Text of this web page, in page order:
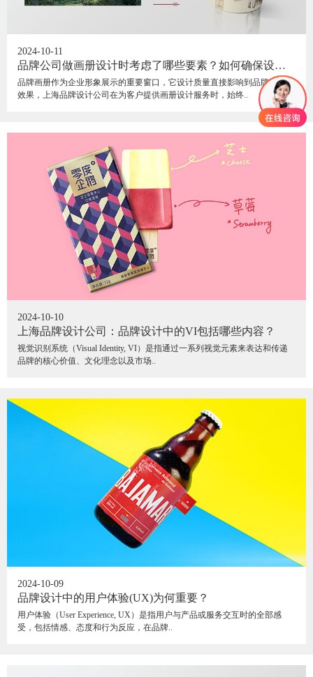
2024-10-11
品牌公司做画册设计时考虑了哪些要素？如何确保设计
既美观又传达品牌价值？
品牌画册作为企业形象展示的重要窗口，它设计质量直接影响到品牌的传播
效果，上海品牌设计公司在为客户提供画册设计服务时，始终..
2024-10-10
上海品牌设计公司：品牌设计中的VI包括哪些内容？
视觉识别系统（Visual Identity, VI）是指通过一系列视觉元素来表达和传递
品牌的核心价值、文化理念以及市场..
2024-10-09
品牌设计中的用户体验(UX)为何重要？
用户体验（User Experience, UX）是指用户与产品或服务交互时的全部感
受，包括情感、态度和行为反应，在品牌..